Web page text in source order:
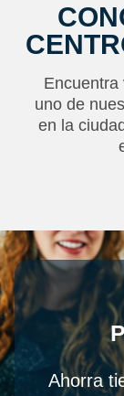
Encuentra
uno de
en la
Ahorra